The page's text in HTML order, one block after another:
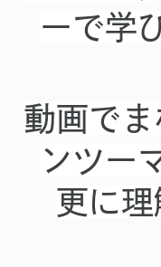
ーで学
動画で
ンツー
更に